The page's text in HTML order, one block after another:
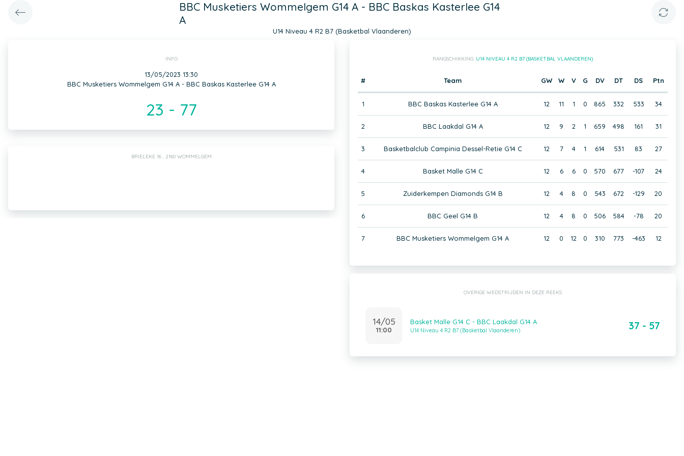
BBC Musketiers Wommelgem G14 A - BBC Baskas Kasterlee G14
A
U14 Niveau 4 R2 B7 (Basketbal Vlaanderen)
INFO
13/05/2023 13:30
BBC Musketiers Wommelgem G14 A - BBC Baskas Kasterlee G14 A
23 - 77
BRIELEKE 16 , 2160 WOMMELGEM
RANGSCHIKKING: U14 NIVEAU 4 R2 B7 (BASKETBAL VLAANDEREN)
# Team GW W V G DV DT DS Ptn
1 BBC Baskas Kasterlee G14 A 12 11 1 0 865 332 533 34
2 BBC Laakdal G14 A 12 9 2 1 659 498 161 31
3 Basketbalclub Campinia Dessel-Retie G14 C 12 7 4 1 614 531 83 27
4 Basket Malle G14 C 12 6 6 0 570 677 -107 24
5 Zuiderkempen Diamonds G14 B 12 4 8 0 543 672 -129 20
6 BBC Geel G14 B 12 4 8 0 506 584 -78 20
7 BBC Musketiers Wommelgem G14 A 12 0 12 0 310 773 -463 12
OVERIGE WEDSTRIJDEN IN DEZE REEKS
14/05
11:00
Basket Malle G14 C - BBC Laakdal G14 A
U14 Niveau 4 R2 B7 (Basketbal Vlaanderen) 37 - 57